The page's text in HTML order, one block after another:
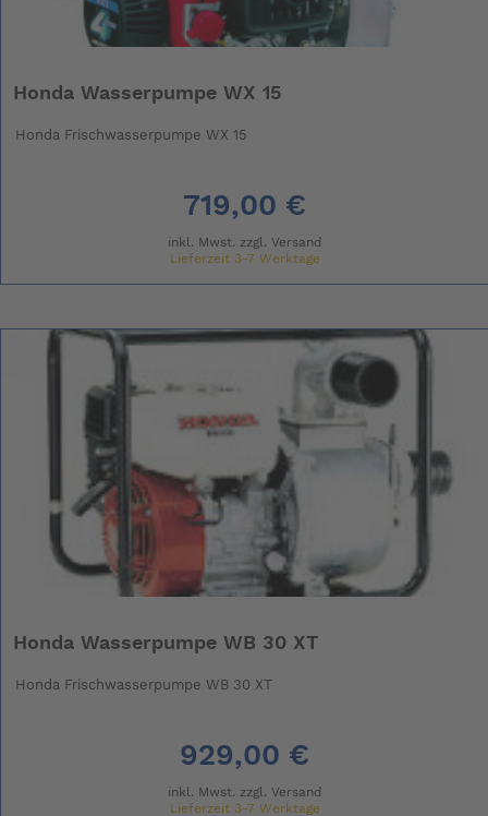
Honda Wasserpumpe WX 15
Honda Frischwasserpumpe WX 15
719,00 €
inkl. Mwst. zzgl. Versand
Lieferzeit 3-7 Werktage
Honda Wasserpumpe WB 30 XT
Honda Frischwasserpumpe WB 30 XT
929,00 €
inkl. Mwst. zzgl. Versand
Lieferzeit 3-7 Werktage